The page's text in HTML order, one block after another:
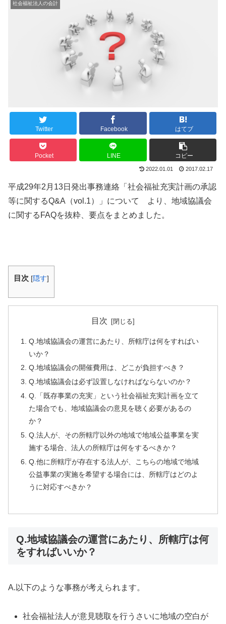
社会福祉法人の会計
Twitter Facebook はてブ
Pocket LINE コピー
2022.01.01 2017.02.17
平成29年2月13日発出事務連絡「社会福祉充実計画の承認
等に関するQ&A（vol.1）」について より、地域協議会
に関するFAQを抜粋、要点をまとめました。
目次 [隠す]
目次
Q.地域協議会の運営にあたり、所轄庁は何をすればい
いか？
Q.地域協議会の開催費用は、どこが負担すべき？
Q.地域協議会は必ず設置しなければならないのか？
Q.「既存事業の充実」という社会福祉充実計画を立て
た場合でも、地域協議会の意見を聴く必要があるの
か？
Q.法人が、その所轄庁以外の地域で地域公益事業を実
施する場合、法人の所轄庁は何をするべきか？
Q.他に所轄庁が存在する法人が、こちらの地域で地域
公益事業の実施を希望する場合には、所轄庁はどのよ
うに対応すべきか？
Q.地域協議会の運営にあたり、所轄庁は何
をすればいいか？
A.以下のような事務が考えられます。
社会福祉法人が意見聴取を行うさいに地域の空白が